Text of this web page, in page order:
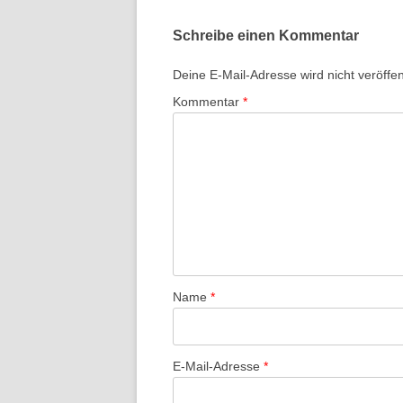
Schreibe einen Kommentar
Deine E-Mail-Adresse wird nicht
Kommentar *
Name *
E-Mail-Adresse *